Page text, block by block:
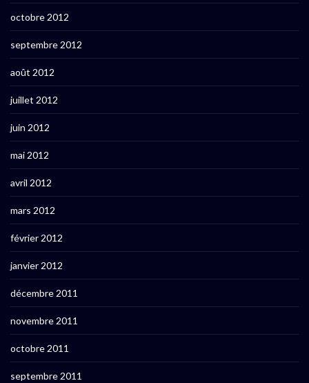
octobre 2012
septembre 2012
août 2012
juillet 2012
juin 2012
mai 2012
avril 2012
mars 2012
février 2012
janvier 2012
décembre 2011
novembre 2011
octobre 2011
septembre 2011